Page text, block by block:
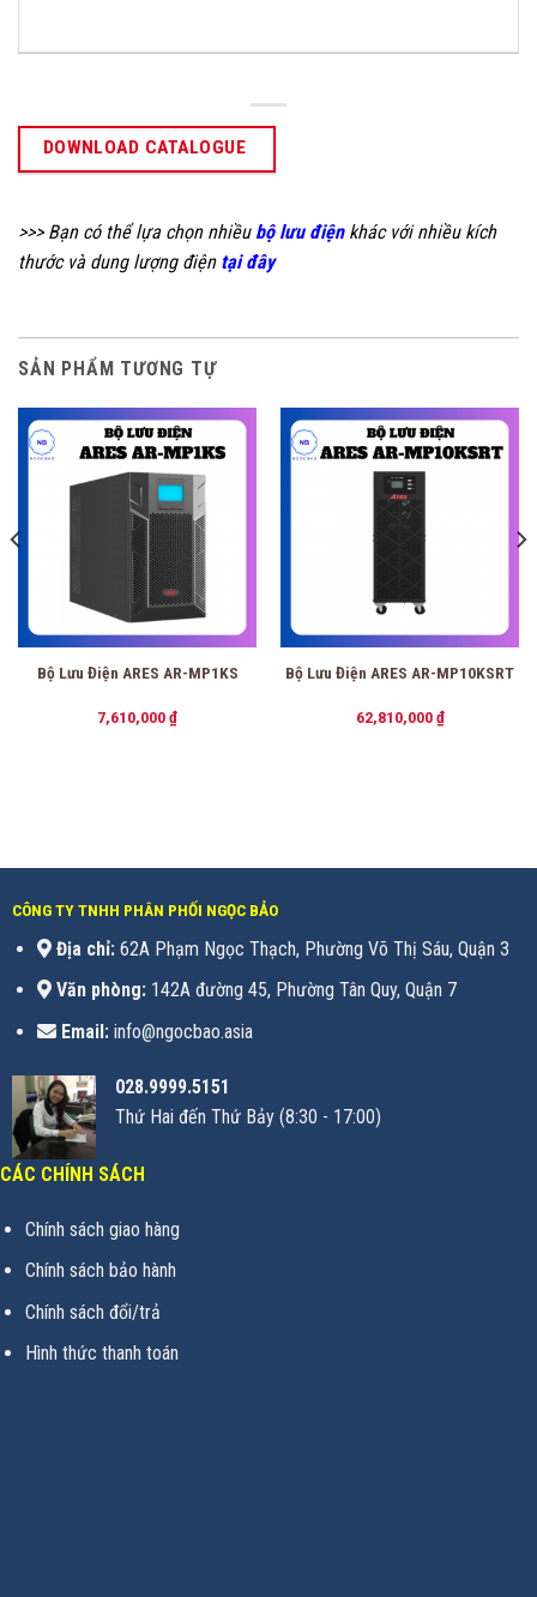
DOWNLOAD CATALOGUE
>>> Bạn có thể lựa chọn nhiều bộ lưu điệnkhác với nhiều kích
thước và dung lượng điện tại đây
SẢN PHẨM TƯƠNG TỰ
Bộ Lưu Điện ARES AR-MP1KS
7,610,000₫
Bộ Lưu Điện ARES AR-MP10KSRT
62,810,000₫
CÔNG TY TNHH PHÂN PHỐI NGỌC BẢO
Địa chỉ:62A Phạm Ngọc Thạch, Phường Võ Thị Sáu, Quận 3
Văn phòng:142A đường 45, Phường Tân Quy, Quận 7
Email:info@ngocbao.asia
028.9999.5151
Thứ Hai đến Thứ Bảy (8:30 - 17:00)
CÁC CHÍNH SÁCH
Chính sách giao hàng
Chính sách bảo hành
Chính sách đổi/trả
Hình thức thanh toán